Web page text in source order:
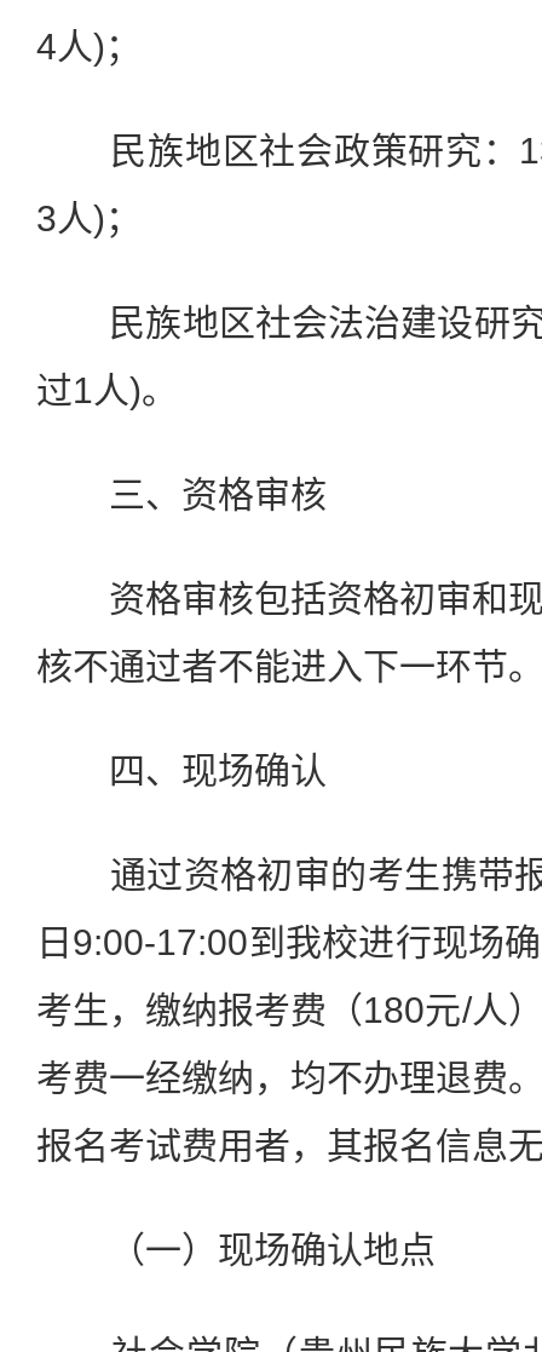
4人)；
民族地区社会政策研究：
3人)；
民族地区社会法治建设研究
过1人)。
三、资格审核
资格审核包括资格初审和现
核不通过者不能进入下一环节
四、现场确认
通过资格初审的考生携带
日9:00-17:00到我校进行现场
考生，缴纳报考费（180元/人
考费一经缴纳，均不办理退费
报名考试费用者，其报名信息
（一）现场确认地点